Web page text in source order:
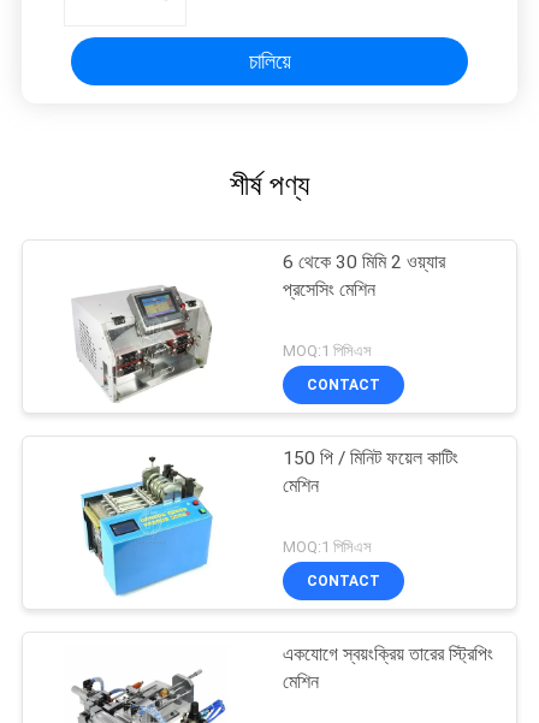
চালিয়ে
শীর্ষ পণ্য
6 থেকে 30 মিমি 2 ওয়্যার
প্রসেসিং মেশিন
MOQ:1 পিসিএস
CONTACT
150 পি / মিনিট ফয়েল কাটিং
মেশিন
MOQ:1 পিসিএস
CONTACT
একযোগে স্বয়ংক্রিয় তারের স্ট্রিপিং
মেশিন